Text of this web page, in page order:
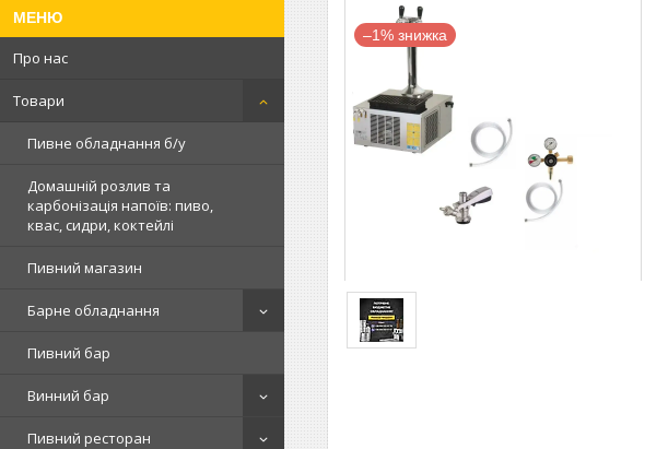
Про нас
Товари
Пивне обладнання б/у
Домашній розлив та
карбонізація напоїв: пиво,
квас, сидри, коктейлі
Пивний магазин
Барне обладнання
Пивний бар
Винний бар
Пивний ресторан
–1%